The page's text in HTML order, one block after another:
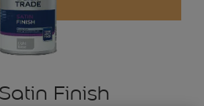
Finish